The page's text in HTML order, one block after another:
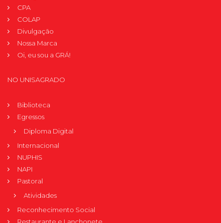
CPA
COLAP
Divulgação
Nossa Marca
Oi, eu sou a GRÁ!
NO UNISAGRADO
Biblioteca
Egressos
Diploma Digital
Internacional
NUPHIS
NAPI
Pastoral
Atividades
Reconhecimento Social
Restaurante e Lanchonete